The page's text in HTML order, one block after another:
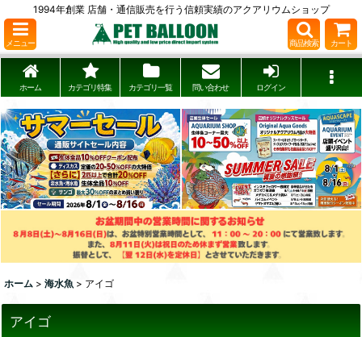
1994年創業 店舗・通信販売を行う信頼実績のアクアリウムショップ
メニュー 商品検索 カート
ホーム カテゴリ特集 カテゴリ一覧 問い合わせ ログイン
ホーム > 海水魚 > アイゴ
アイゴ